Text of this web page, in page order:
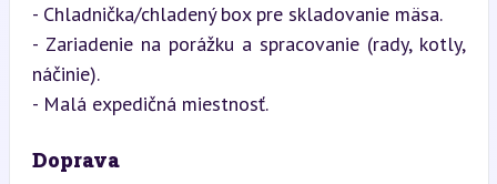
- Chladnička/chladený box pre skladovanie mäsa.
- Zariadenie na porážku a spracovanie (rady, kotly,
náčinie).
- Malá expedičná miestnosť.
Doprava